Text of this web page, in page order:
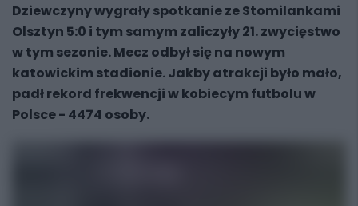
Dziewczyny wygrały spotkanie ze Stomilankami
Olsztyn 5:0 i tym samym zaliczyły 21. zwycięstwo
w tym sezonie. Mecz odbył się na nowym
katowickim stadionie. Jakby atrakcji było mało,
padł rekord frekwencji w kobiecym futbolu w
Polsce - 4474 osoby.